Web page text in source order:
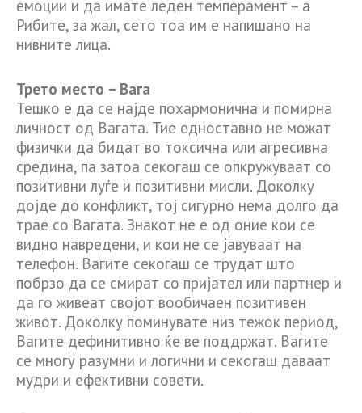
емоции и да имате леден темперамент – а
Рибите, за жал, сето тоа им е напишано на
нивните лица.
Трето место – Вага
Тешко е да се најде похармонична и помирна
личност од Вагата. Тие едноставно не можат
физички да бидат во токсична или агресивна
средина, па затоа секогаш се опкружуваат со
позитивни луѓе и позитивни мисли. Доколку
дојде до конфликт, тој сигурно нема долго да
трае со Вагата. Знакот не е од оние кои се
видно навредени, и кои не се јавуваат на
телефон. Вагите секогаш се трудат што
побрзо да се смират со пријател или партнер и
да го живеат својот вообичаен позитивен
живот. Доколку поминувате низ тежок период,
Вагите дефинитивно ќе ве поддржат. Вагите
се многу разумни и логични и секогаш даваат
мудри и ефективни совети.